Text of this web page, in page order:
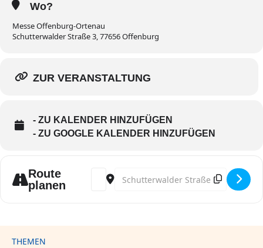
Wo?
Messe Offenburg-Ortenau
Schutterwalder Straße 3, 77656 Offenburg
ZUR VERANSTALTUNG
- ZU KALENDER HINZUFÜGEN
- ZU GOOGLE KALENDER HINZUFÜGEN
Route
planen
Address - GeoTHerm expo & congress []
Destination Address - GeoTHerm
THEMEN